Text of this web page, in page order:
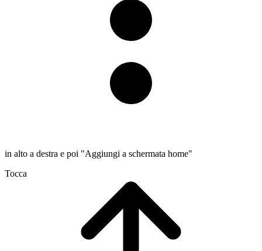
in alto a destra e poi "Aggiungi a schermata home"
Tocca